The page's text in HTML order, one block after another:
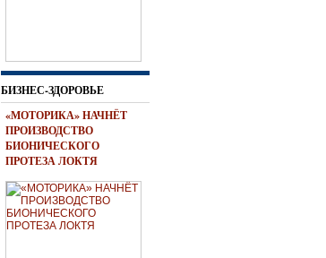
БИЗНЕС-ЗДОРОВЬЕ
«МОТОРИКА» НАЧНЁТ
ПРОИЗВОДСТВО
БИОНИЧЕСКОГО
ПРОТЕЗА ЛОКТЯ